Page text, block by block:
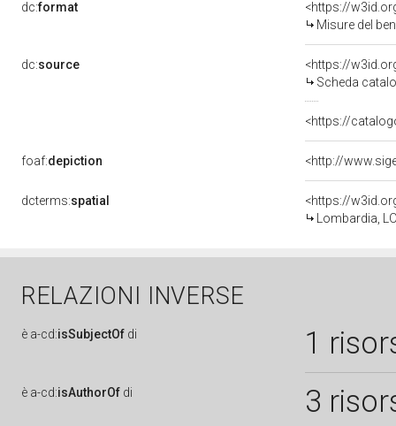
dc:format
<https://
Misure del
dc:source
<https://
Scheda
<https://
foaf:depiction
dcterms:spatial
<https://
Lombardia,
RELAZIONI INVERSE
è a-cd:isSubjectOf di 1
è a-cd:isAuthorOf di 3